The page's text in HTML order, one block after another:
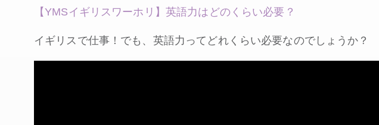
【YMSイギリスワーホリ】英語力はどのくらい必要？
イギリスで仕事！でも、英語力ってどれくらい必要なのでしょうか？